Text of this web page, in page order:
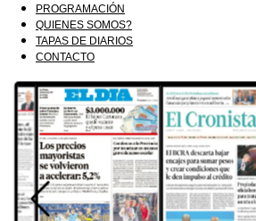
MHZ
PROGRAMACIÓN
QUIENES SOMOS?
TAPAS DE DIARIOS
CONTACTO